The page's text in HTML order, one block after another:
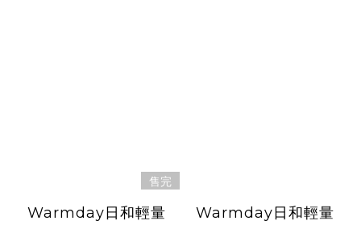
售完
Warmday日和輕量
Warmday日和輕量